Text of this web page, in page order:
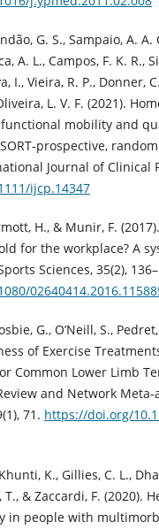
G. S., Sampaio, A. A.
A. L., Campos, F. K. R.,
I., Vieira, R. P., Donner,
L. V. F. (2021).
mobility and
Journal of Clinical
ijcp.14347
H., & Munir, F.
for the workplace? A
Sciences, 35(2),
G., O’Neill, S.,
of Exercise
Common Lower Limb
and Network Meta-
71. https://doi.org/
K., Gillies, C. L.,
T., & Zaccardi, F. (2020).
in people with